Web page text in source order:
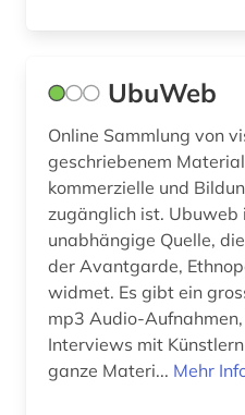
baumangel (1)
baumaßnahme (1)
bauplanungsrecht (1)
baurecht (1)
baustoffe (1)
bautechnik (1)
bauteile (1)
UbuWeb
Online Sammlung von
geschriebenem
kommerzielle und
zugänglich ist. Ubuweb
unabhängige Quelle,
der Avantgarde,
widmet. Es gibt ein
mp3 Audio-
Interviews mit
ganze Materi... Mehr